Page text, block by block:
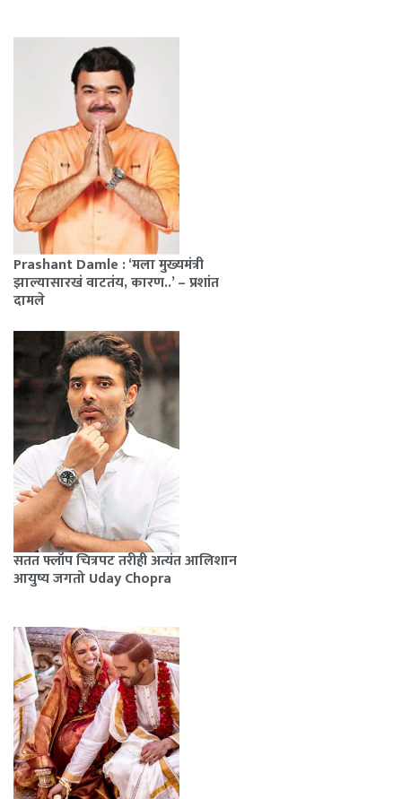
Prashant Damle : ‘मला मुख्यमंत्री
झाल्यासारखं वाटतंय, कारण..’ – प्रशांत
दामले
सतत फ्लॉप चित्रपट तरीही अत्यंत आलिशान
आयुष्य जगतो Uday Chopra